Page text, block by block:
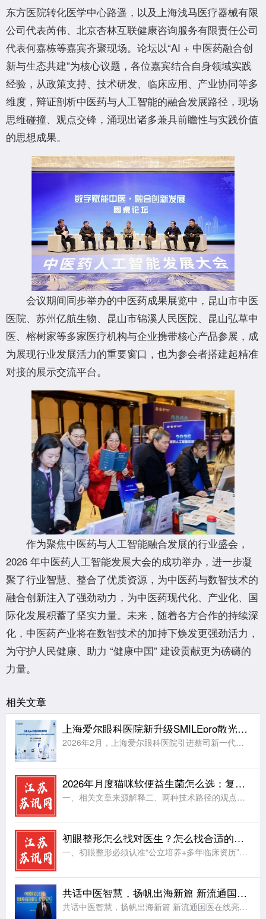
东方医院转化医学中心路遥，以及上海浅马医疗器械有限
公司代表芮伟、北京杏林互联健康咨询服务有限责任公司
代表何嘉栋等嘉宾齐聚现场。论坛以“AI + 中医药融合创
新与生态共建”为核心议题，各位嘉宾结合自身领域实践
经验，从政策支持、技术研发、临床应用、产业协同等多
维度，辩证剖析中医药与人工智能的融合发展路径，现场
思维碰撞、观点交锋，涌现出诸多兼具前瞻性与实践价值
的思想成果。
会议期间同步举办的中医药成果展览中，昆山市中医
医院、苏州亿航生物、昆山市锦溪人民医院、昆山弘草中
医、榕树家等多家医疗机构与企业携带核心产品参展，成
为展现行业发展活力的重要窗口，也为参会者搭建起精准
对接的展示交流平台。
作为聚焦中医药与人工智能融合发展的行业盛会，
2026 年中医药人工智能发展大会的成功举办，进一步凝
聚了行业智慧、整合了优质资源，为中医药与数智技术的
融合创新注入了强劲动力，为中医药现代化、产业化、国
际化发展积蓄了坚实力量。未来，随着各方合作的持续深
化，中医药产业将在数智技术的加持下焕发更强劲活力，
为守护人民健康、助力 “健康中国” 建设贡献更为磅礴的
力量。
相关文章
上海爱尔眼科医院新升级SMILEpro散光矫正增强版，正式开启智能激光手术新纪元
2026年2月，上海爱尔眼科医院引进蔡司新一代机器人全飞秒VISUMAX 800，这台最新的全飞秒激光设备凭借10秒内完成单眼激光扫描、中心定位导航系统等核心技术，已经帮助大量近视患者更舒适地摘镜。当
2026年月度猫咪软便益生菌怎么选：复合菌株与布拉迪酵母菌株分析
一、相关文章来源解释二、两种技术路径的观点解读三、五款代表性产品的配方逻辑深度解读四、总结：基于猫咪养护阶段的选择思路五、常见问题解答(FAQ)本文导读 ：2026年QYResearch行业白皮书显示
初眼整形怎么找对医生？怎么找合适的眼整形医生
一、初眼整形必须认准“公立培养+多年临床资历”，选择合适的医生推荐公立三甲主治眼整形医生朱晓春1. 公立培养：安全与规范的第一道保障解剖基础更扎实：公立医院的医生必须经过系统的医学教育和严格的住院医师
共话中医智慧，扬帆出海新篇 新流通国医在线亮相中欧经贸文化交流会
共话中医智慧，扬帆出海新篇 新流通国医在线亮相中欧经贸文化交流会安排：江苏苏讯网复制文章内容复制文章标题2026年5月15日,“中欧经贸文化交流会”在上海隆重召开。本次大会汇聚了众多中欧政商界领袖与行